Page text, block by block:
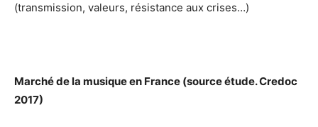
(transmission, valeurs, résistance aux crises…)
Marché de la musique en France (source étude. Credoc
2017)